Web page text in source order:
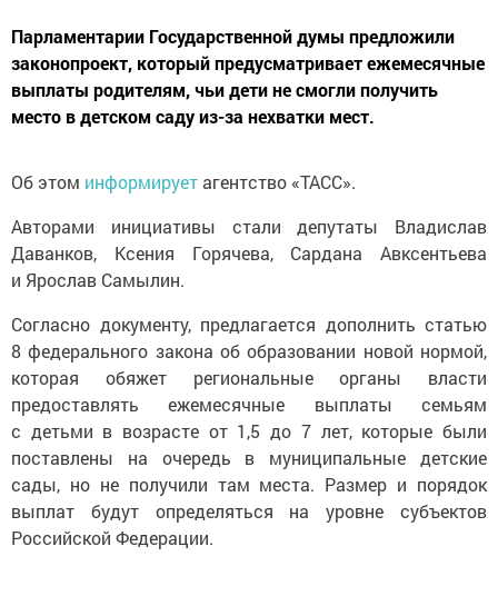
Парламентарии Государственной думы предложили
законопроект, который предусматривает ежемесячные
выплаты родителям, чьи дети не смогли получить
место в детском саду из-за нехватки мест.
Об этом информируетагентство «ТАСС».
Авторами инициативы стали депутаты Владислав
Даванков, Ксения Горячева, Сардана Авксентьева
и Ярослав Самылин.
Согласно документу, предлагается дополнить статью
8 федерального закона об образовании новой нормой,
которая обяжет региональные органы власти
предоставлять ежемесячные выплаты семьям
с детьми в возрасте от 1,5 до 7 лет, которые были
поставлены на очередь в муниципальные детские
сады, но не получили там места. Размер и порядок
выплат будут определяться на уровне субъектов
Российской Федерации.